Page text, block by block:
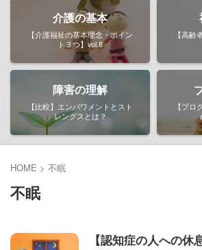
介護の基本
【介護福祉の基本理念・ポイン
ト３つ】vol.8
【高
障害の理解
【比較】エンパワメントとスト
レングスとは？
【ブ
HOME > 不眠
不眠
【認知症の人への休